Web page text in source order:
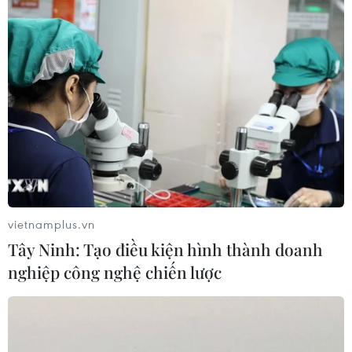
Xung đột tại Trung Đông: Mỹ và
Israel nêu điều kiện tạm hoãn tấn
công Iran
02/08/2026 04:18
Toàn cảnh thế giới: Israel
cảnh báo trước khả năng Mỹ tấn
02/08/2026 04:00
Israel nâng mức cảnh báo trước khả
vietnamplus.vn
Tây Ninh: Tạo điều kiện hình thành doanh
nghiệp công nghệ chiến lược